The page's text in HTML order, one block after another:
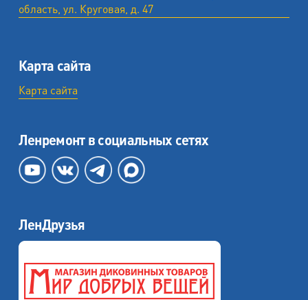
область, ул. ​Круговая, д. 47
Карта сайта
Карта сайта
Ленремонт в социальных сетях
ЛенДрузья